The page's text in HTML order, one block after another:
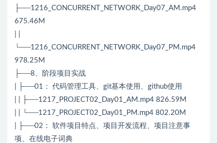
├──1216_CONCURRENT_NETWORK_Day07_AM.mp4
675.46M
└──1216_CONCURRENT_NETWORK_Day07_PM.mp4
978.25M
├──8、阶段项目实战
| ├──01： 代码管理工具、git基本使用、github使用
| | ├──1217_PROJECT02_Day01_AM.mp4 826.59M
| | └──1217_PROJECT02_Day01_PM.mp4 802.20M
| ├──02： 软件项目特点、项目开发流程、项目注意事
项、在线电子词典